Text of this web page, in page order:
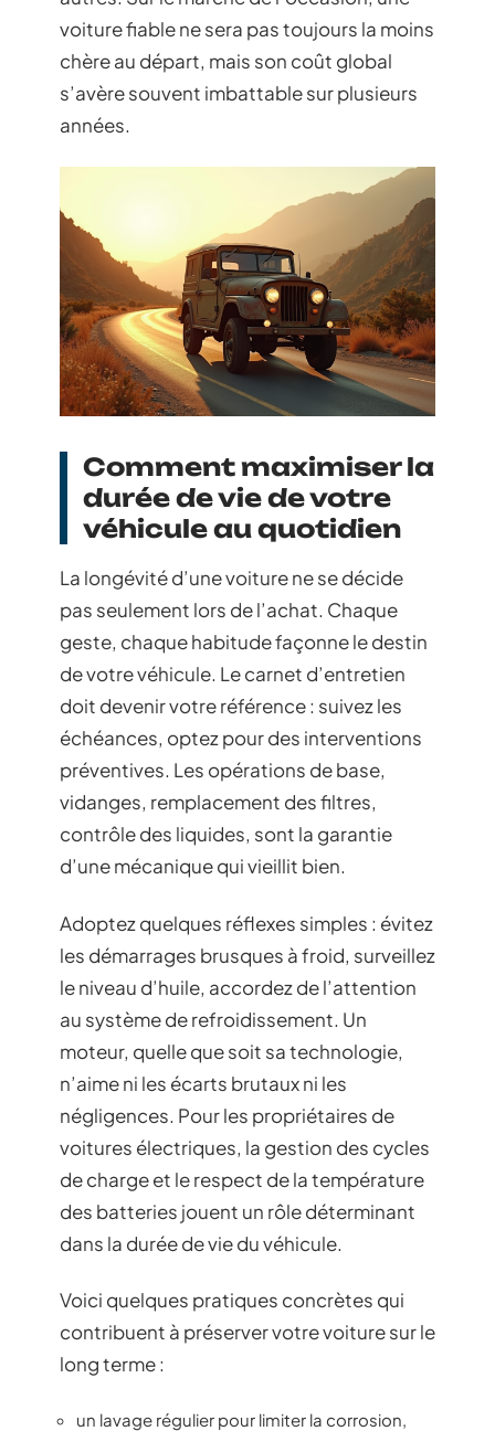
voiture fiable ne sera pas toujours la moins
chère au départ, mais son coût global
s’avère souvent imbattable sur plusieurs
années.
Comment maximiser la
durée de vie de votre
véhicule au quotidien
La longévité d’une voiture ne se décide
pas seulement lors de l’achat. Chaque
geste, chaque habitude façonne le destin
de votre véhicule. Le carnet d’entretien
doit devenir votre référence : suivez les
échéances, optez pour des interventions
préventives. Les opérations de base,
vidanges, remplacement des filtres,
contrôle des liquides, sont la garantie
d’une mécanique qui vieillit bien.
Adoptez quelques réflexes simples : évitez
les démarrages brusques à froid, surveillez
le niveau d’huile, accordez de l’attention
au système de refroidissement. Un
moteur, quelle que soit sa technologie,
n’aime ni les écarts brutaux ni les
négligences. Pour les propriétaires de
voitures électriques, la gestion des cycles
de charge et le respect de la température
des batteries jouent un rôle déterminant
dans la durée de vie du véhicule.
Voici quelques pratiques concrètes qui
contribuent à préserver votre voiture sur le
long terme :
un lavage régulier pour limiter la corrosion,